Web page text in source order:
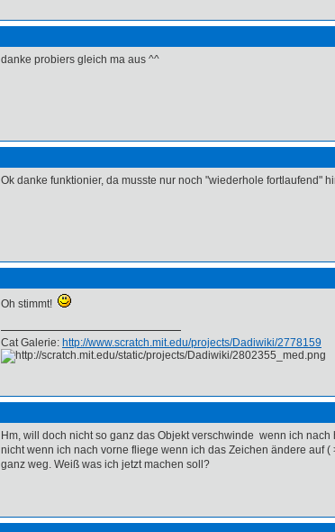
danke probiers gleich ma aus ^^
Ok danke funktionier, da musste nur noch "wiederhole fortlaufend"
Oh stimmt!
Cat Galerie: http://www.scratch.mit.edu/projects/Dadiwiki/2778159
Hm, will doch nicht so ganz das Objekt verschwinde wenn ich nach
nicht wenn ich nach vorne fliege wenn ich das Zeichen ändere auf (
ganz weg. Weiß was ich jetzt machen soll?